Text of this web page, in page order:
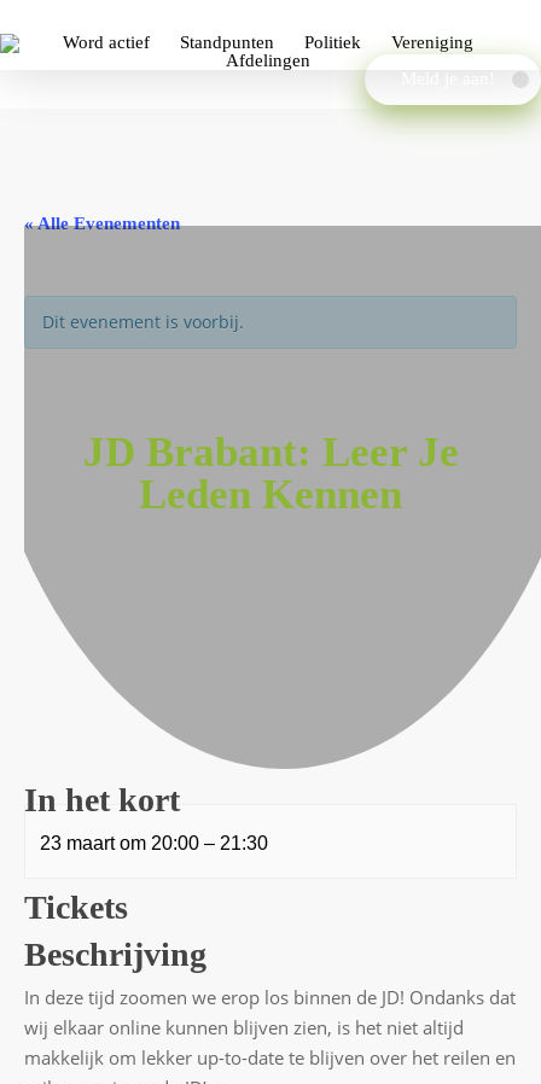
Word actief Standpunten Politiek
Vereniging
Afdelingen
« Alle Evenementen
Dit evenement is voorbij.
JD Brabant: Leer Je
Leden Kennen
In het kort
23 maartom 20:00 – 21:30
Tickets
Beschrijving
In deze tijd zoomen we erop los binnen de JD! Ondanks dat
wij elkaar online kunnen blijven zien, is het niet altijd
makkelijk om lekker up-to-date te blijven over het reilen en